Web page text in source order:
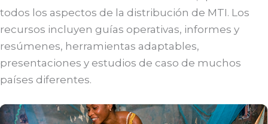
todos los aspectos de la distribución de MTI. Los
recursos incluyen guías operativas, informes y
resúmenes, herramientas adaptables,
presentaciones y estudios de caso de muchos
países diferentes.